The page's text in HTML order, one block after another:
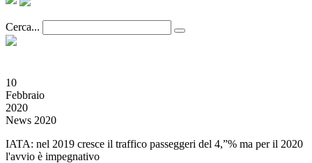
Cerca...
10
Febbraio
2020
News 2020
IATA: nel 2019 cresce il traffico passeggeri del 4,”% ma per il 2020
l'avvio è impegnativo